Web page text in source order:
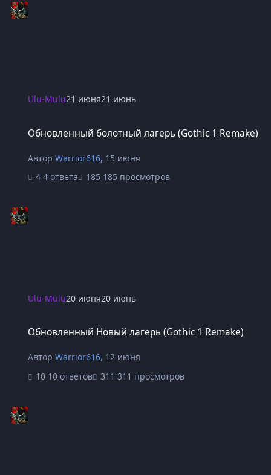
Ulu-Mulu21 июня21 июнь
Обновленный болотный лагерь (Gothic 1 Remake)
АвторWarrior616, 15 июня
4 ответа
185 просмотров
Ulu-Mulu20 июня20 июнь
Обновленный Новый лагерь (Gothic 1 Remake)
АвторWarrior616, 12 июня
10 ответов
311 просмотров